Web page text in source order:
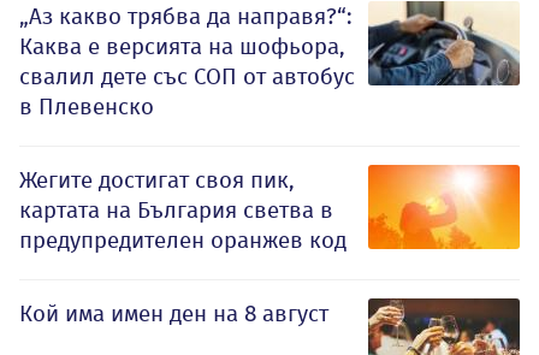
„Аз какво трябва да направя?“:
Каква е версията на шофьора,
свалил дете със СОП от автобус
в Плевенско
Жегите достигат своя пик,
картата на България светва в
предупредителен оранжев код
Кой има имен ден на 8 август